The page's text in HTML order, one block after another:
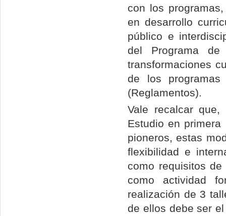
con los
en desarrollo
público e
del Programa de
transformaciones
de los
(Reglamentos).
Vale recalcar
Estudio en
pioneros, estas
flexibilidad e
como requisitos
como actividad
realización de 3
de ellos debe ser